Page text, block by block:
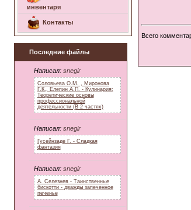
инвентаря
Контакты
Последние файлы
Написал: snegir
Соловьева О.М. , Миронова
Г.К., Елепин А.П. - Кулинария:
Теоретические основы
профессиональной
деятельности (В 2 частях)
Написал: snegir
Гусейнзаде Г. - Сладкая
фантазия
Написал: snegir
А. Селезнев - Таинственные
бискотти - дважды запеченное
печенье
Всего